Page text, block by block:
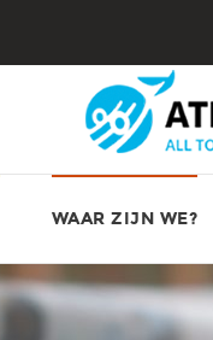
WAAR ZIJN WE?